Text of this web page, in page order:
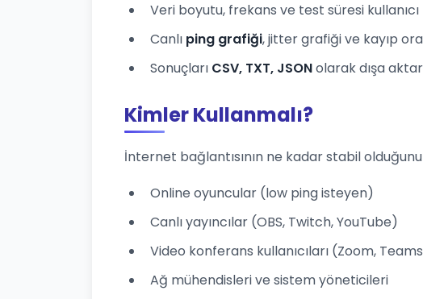
Veri boyutu, frekans ve test süresi
Canlı ping grafiği, jitter grafiği ve kayıp
Sonuçları CSV, TXT, JSONolarak dışa aktar
Kimler Kullanmalı?
İnternet bağlantısının ne kadar stabil olduğunu
Online oyuncular (low ping isteyen)
Canlı yayıncılar (OBS, Twitch, YouTube)
Video konferans kullanıcıları (Zoom,
Ağ mühendisleri ve sistem yöneticileri